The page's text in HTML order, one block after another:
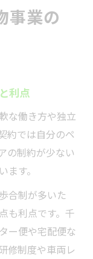
事業の
利点
な働き方や独立
約では自分のペ
の制約が少ない
す。
合制が多いた
も利点です。千
ー便や宅配便な
修制度や車両レ